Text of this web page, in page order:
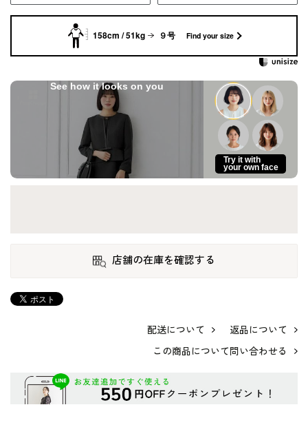
158cm / 51kg ９号 Find your size
See how it looks on you
Try it with
your own face
店舗の在庫を確認する
配送について
返品について
この商品について問い合わせる